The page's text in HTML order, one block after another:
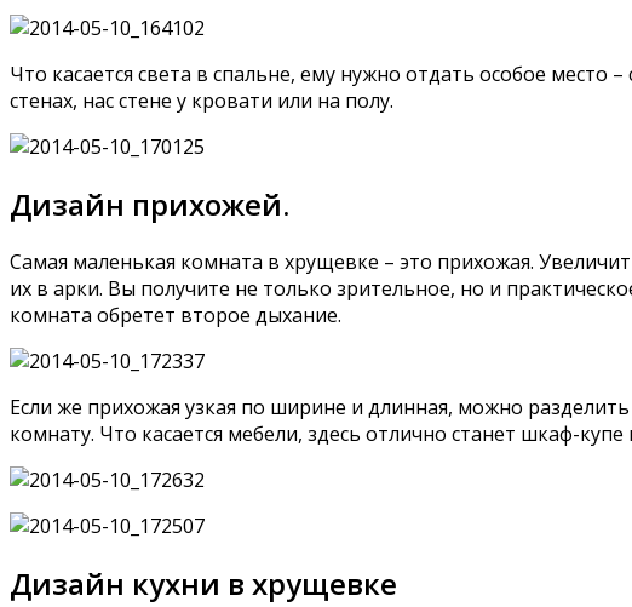
Что касается света в спальне, ему нужно отдать особое
стенах, нас стене у кровати или на полу.
Дизайн прихожей.
Самая маленькая комната в хрущевке – это прихожая.
их в арки. Вы получите не только зрительное, но и
комната обретет второе дыхание.
Если же прихожая узкая по ширине и длинная, можно
комнату. Что касается мебели, здесь отлично станет шкаф-
Дизайн кухни в хрущевке